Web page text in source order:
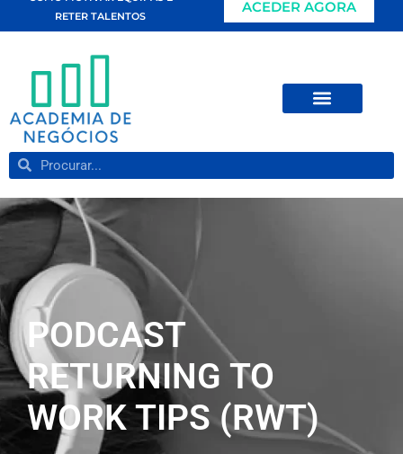
RETER TALENTOS
ACEDER AGORA
PODCAST
RETURNING TO
WORK TIPS (RWT)